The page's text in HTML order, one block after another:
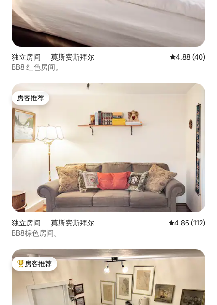
独立房间 ｜ 莫斯费斯拜尔 平均评分
4.88 (40)
BB8 红色房间。
房客推荐
房客推荐
独立房间 ｜ 莫斯费斯拜尔 平均评分 4.86
4.86 (112)
BB8棕色房间。
热门「房客推荐」
房客推荐